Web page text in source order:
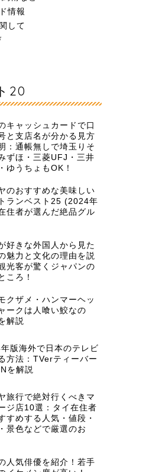
情報
して
20
キャッシュカードで口
と支店名が分かる見方
：通帳無しで埼玉りそ
ずほ・三菱UFJ・三井
ゆうちょもOK！
のおすすめな美味しい
ランベスト25 (2024年
住者が選んだ絶品グル
好きな外国人から見た
魅力と文化の理由を説
光客が驚くジャパンの
ころ！
クザメ・ハンマーヘッ
ークは人喰い鮫なの
解説
版海外で日本のテレビ
方法：TVerティーバー
を解説
旅行で絶対行くべきマ
ジ店10選：タイ在住者
すめする人気・値段・
景色などで厳選のお
人気俳優を紹介！若手